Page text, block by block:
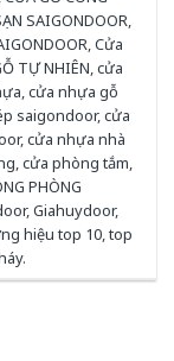
SAIGONDOOR,
,Cửa
TỰ NHIÊN,cửa
,cửa nhựa gỗ
saigondoor,cửa
,cửa nhựa nhà
,cửa phòng tắm,
PHÒNG
,Giahuydoor,
hiệu top 10,top
.